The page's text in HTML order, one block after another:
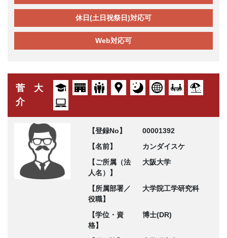
休日(土日祝祭日)対応可
Web対応可
菅 大
介
【登録No】
00001392
【名前】
カンダイスケ
【ご所属（法
人名）】
大阪大学
【所属部署／
役職】
大学院工学研究科
【学位・資
格】
博士(DR)